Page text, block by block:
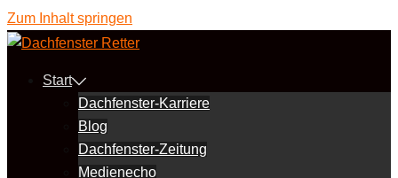
Zum Inhalt springen
Start
Dachfenster-Karriere
Blog
Dachfenster-Zeitung
Medienecho